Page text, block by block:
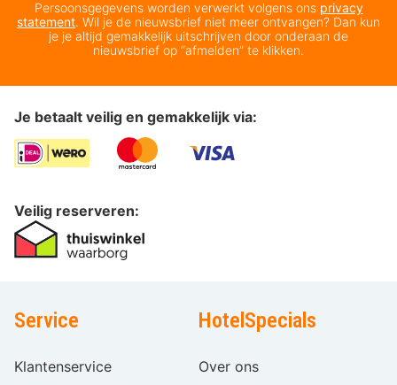
Persoonsgegevens worden verwerkt volgens ons privacy
statement. Wil je de nieuwsbrief niet meer ontvangen? Dan kun
je je altijd gemakkelijk uitschrijven door onderaan de
nieuwsbrief op “afmelden” te klikken.
Je betaalt veilig en gemakkelijk via:
Veilig reserveren:
Service
Klantenservice
HotelSpecials
Over ons